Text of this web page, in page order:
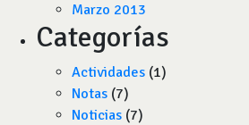
Marzo 2013
Categorías
Actividades (1)
Notas (7)
Noticias (7)